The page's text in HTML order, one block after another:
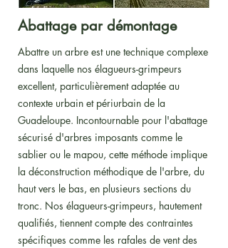
Abattage par démontage
Abattre un arbre est une technique complexe
dans laquelle nos élagueurs-grimpeurs
excellent, particulièrement adaptée au
contexte urbain et périurbain de la
Guadeloupe. Incontournable pour l'abattage
sécurisé d'arbres imposants comme le
sablier ou le mapou, cette méthode implique
la déconstruction méthodique de l'arbre, du
haut vers le bas, en plusieurs sections du
tronc. Nos élagueurs-grimpeurs, hautement
qualifiés, tiennent compte des contraintes
spécifiques comme les rafales de vent des